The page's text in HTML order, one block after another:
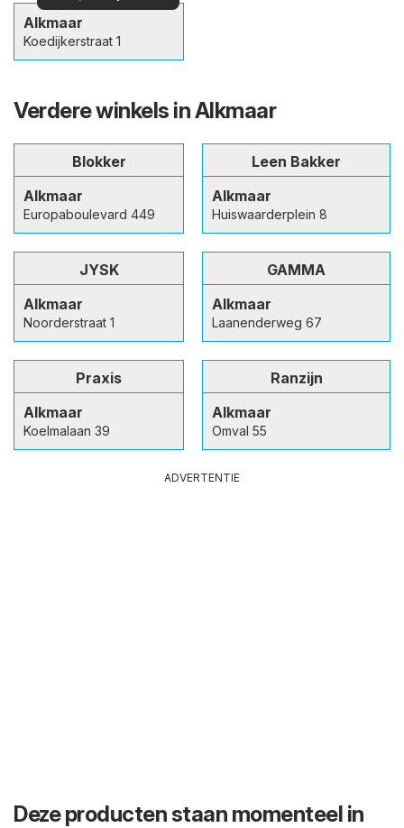
Alkmaar
Koedijkerstraat 1
Verdere winkels in Alkmaar
Blokker
Alkmaar
Europaboulevard 449
Leen Bakker
Alkmaar
Huiswaarderplein 8
JYSK
Alkmaar
Noorderstraat 1
GAMMA
Alkmaar
Laanenderweg 67
Praxis
Alkmaar
Koelmalaan 39
Ranzijn
Alkmaar
Omval 55
ADVERTENTIE
Deze producten staan momenteel in